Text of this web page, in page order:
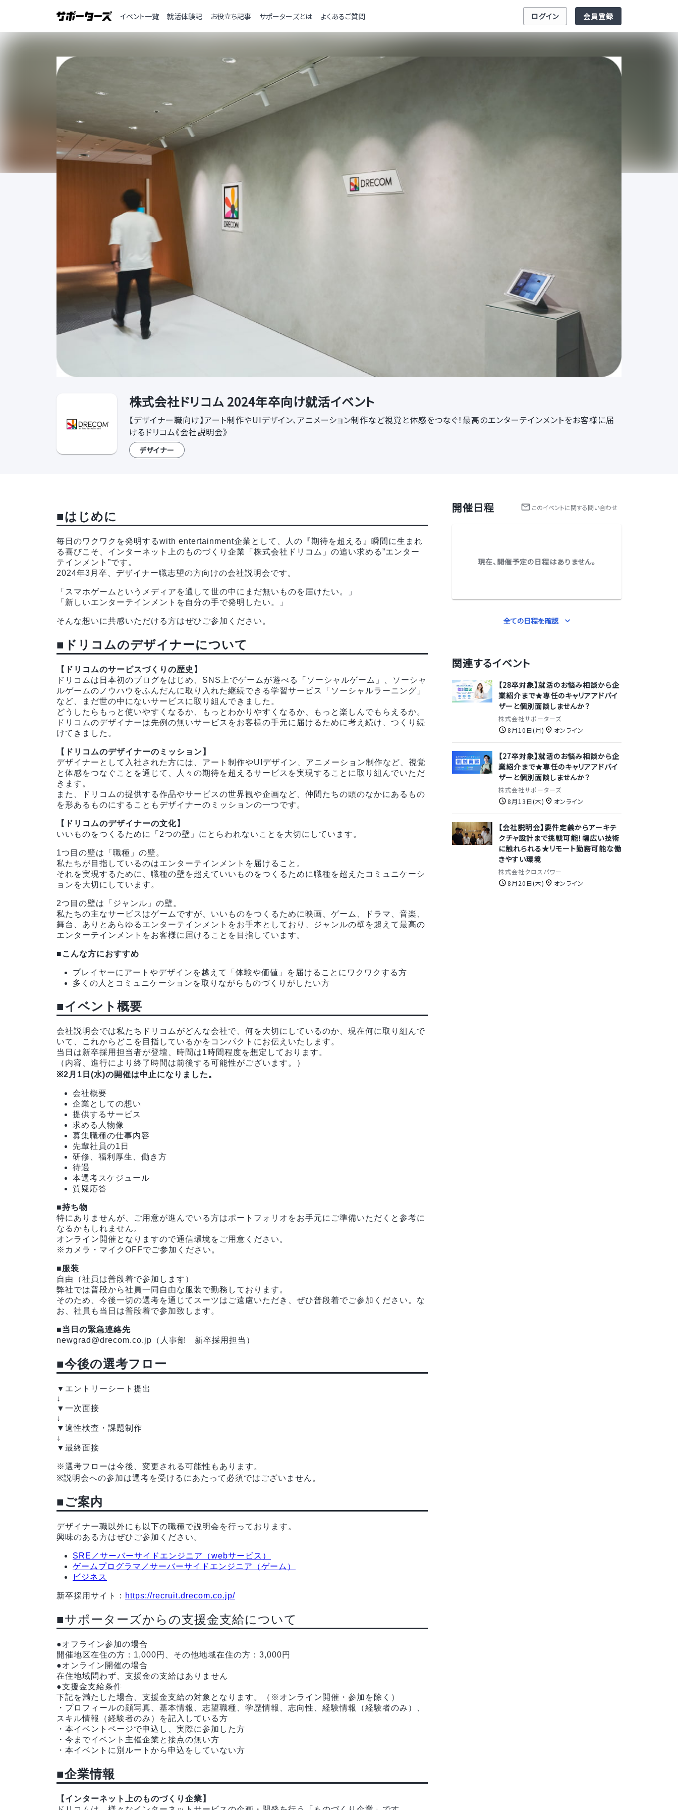
イベント一覧 就活体験記 お役立ち記事 サポーターズとは よくあるご質問 ログイン 会員登録
株式会社ドリコム 2024年卒向け就活イベント
【デザイナー職向け】アート制作やUIデザイン、アニメーション制作など視覚と体感をつなぐ！最高のエンターテインメントをお客様に届
けるドリコム《会社説明会》
デザイナー
■はじめに
毎日のワクワクを発明するwith entertainment企業として、人の『期待を超える』瞬間に生まれ
る喜びこそ、インターネット上のものづくり企業「株式会社ドリコム」の追い求める”エンター
テインメント”です。
2024年3月卒、デザイナー職志望の方向けの会社説明会です。
「スマホゲームというメディアを通して世の中にまだ無いものを届けたい。」
「新しいエンターテインメントを自分の手で発明したい。」
そんな想いに共感いただける方はぜひご参加ください。
■ドリコムのデザイナーについて
【ドリコムのサービスづくりの歴史】
ドリコムは日本初のブログをはじめ、SNS上でゲームが遊べる「ソーシャルゲーム」、ソーシャ
ルゲームのノウハウをふんだんに取り入れた継続できる学習サービス「ソーシャルラーニング」
など、まだ世の中にないサービスに取り組んできました。
どうしたらもっと使いやすくなるか、もっとわかりやすくなるか、もっと楽しんでもらえるか。
ドリコムのデザイナーは先例の無いサービスをお客様の手元に届けるために考え続け、つくり続
けてきました。
【ドリコムのデザイナーのミッション】
デザイナーとして入社された方には、アート制作やUIデザイン、アニメーション制作など、視覚
と体感をつなぐことを通じて、人々の期待を超えるサービスを実現することに取り組んでいただ
きます。
また、ドリコムの提供する作品やサービスの世界観や企画など、仲間たちの頭のなかにあるもの
を形あるものにすることもデザイナーのミッションの一つです。
【ドリコムのデザイナーの文化】
いいものをつくるために「2つの壁」にとらわれないことを大切にしています。
1つ目の壁は「職種」の壁。
私たちが目指しているのはエンターテインメントを届けること。
それを実現するために、職種の壁を超えていいものをつくるために職種を超えたコミュニケーシ
ョンを大切にしています。
2つ目の壁は「ジャンル」の壁。
私たちの主なサービスはゲームですが、いいものをつくるために映画、ゲーム、ドラマ、音楽、
舞台、ありとあらゆるエンターテインメントをお手本としており、ジャンルの壁を超えて最高の
エンターテインメントをお客様に届けることを目指しています。
■こんな方におすすめ
プレイヤーにアートやデザインを越えて「体験や価値」を届けることにワクワクする方
多くの人とコミュニケーションを取りながらものづくりがしたい方
■イベント概要
会社説明会では私たちドリコムがどんな会社で、何を大切にしているのか、現在何に取り組んで
いて、これからどこを目指しているかをコンパクトにお伝えいたします。
当日は新卒採用担当者が登壇、時間は1時間程度を想定しております。
（内容、進行により終了時間は前後する可能性がございます。）
※2月1日(水)の開催は中止になりました。
会社概要
企業としての想い
提供するサービス
求める人物像
募集職種の仕事内容
先輩社員の1日
研修、福利厚生、働き方
待遇
本選考スケジュール
質疑応答
■持ち物
特にありませんが、ご用意が進んでいる方はポートフォリオをお手元にご準備いただくと参考に
なるかもしれません。
オンライン開催となりますので通信環境をご用意ください。
※カメラ・マイクOFFでご参加ください。
■服装
自由（社員は普段着で参加します）
弊社では普段から社員一同自由な服装で勤務しております。
そのため、今後一切の選考を通じてスーツはご遠慮いただき、ぜひ普段着でご参加ください。な
お、社員も当日は普段着で参加致します。
■当日の緊急連絡先
newgrad@drecom.co.jp（人事部 新卒採用担当）
■今後の選考フロー
▼エントリーシート提出
↓
▼一次面接
↓
▼適性検査・課題制作
↓
▼最終面接
※選考フローは今後、変更される可能性もあります。
※説明会への参加は選考を受けるにあたって必須ではございません。
■ご案内
デザイナー職以外にも以下の職種で説明会を行っております。
興味のある方はぜひご参加ください。
SRE／サーバーサイドエンジニア（webサービス）
ゲームプログラマ／サーバーサイドエンジニア（ゲーム）
ビジネス
新卒採用サイト： https://recruit.drecom.co.jp/
■サポーターズからの支援金支給について
●オフライン参加の場合
開催地区在住の方：1,000円、その他地域在住の方：3,000円
●オンライン開催の場合
在住地域問わず、支援金の支給はありません
●支援金支給条件
下記を満たした場合、支援金支給の対象となります。（※オンライン開催・参加を除く）
・プロフィールの顔写真、基本情報、志望職種、学歴情報、志向性、経験情報（経験者のみ）、
スキル情報（経験者のみ）を記入している方
・本イベントページで申込し、実際に参加した方
・今までイベント主催企業と接点の無い方
・本イベントに別ルートから申込をしていない方
■企業情報
【インターネット上のものづくり企業】
開催日程 このイベントに関する問い合わせ
現在、開催予定の日程はありません。
全ての日程を確認
関連するイベント
【28卒対象】就活のお悩み相談から企
業紹介まで★専任のキャリアアドバイ
ザーと個別面談しませんか？
株式会社サポーターズ
8月10日(月)
オンライン
【27卒対象】就活のお悩み相談から企
業紹介まで★専任のキャリアアドバイ
ザーと個別面談しませんか？
株式会社サポーターズ
8月13日(木)
オンライン
【会社説明会】要件定義からアーキテ
クチャ設計まで挑戦可能！幅広い技術
に触れられる★リモート勤務可能な働
きやすい環境
株式会社クロスパワー
8月20日(木)
オンライン